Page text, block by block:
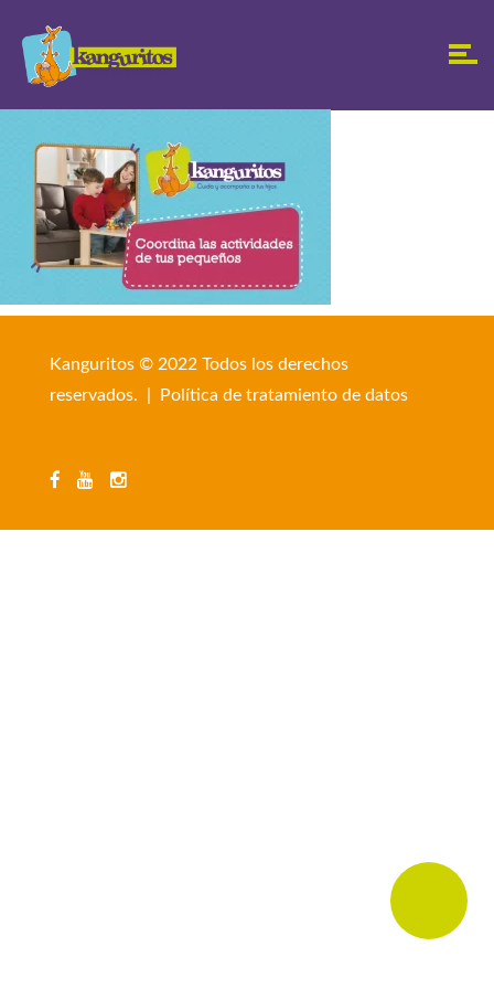
Kanguritos © 2022 Todos los derechos
reservados. |
Política de tratamiento de datos